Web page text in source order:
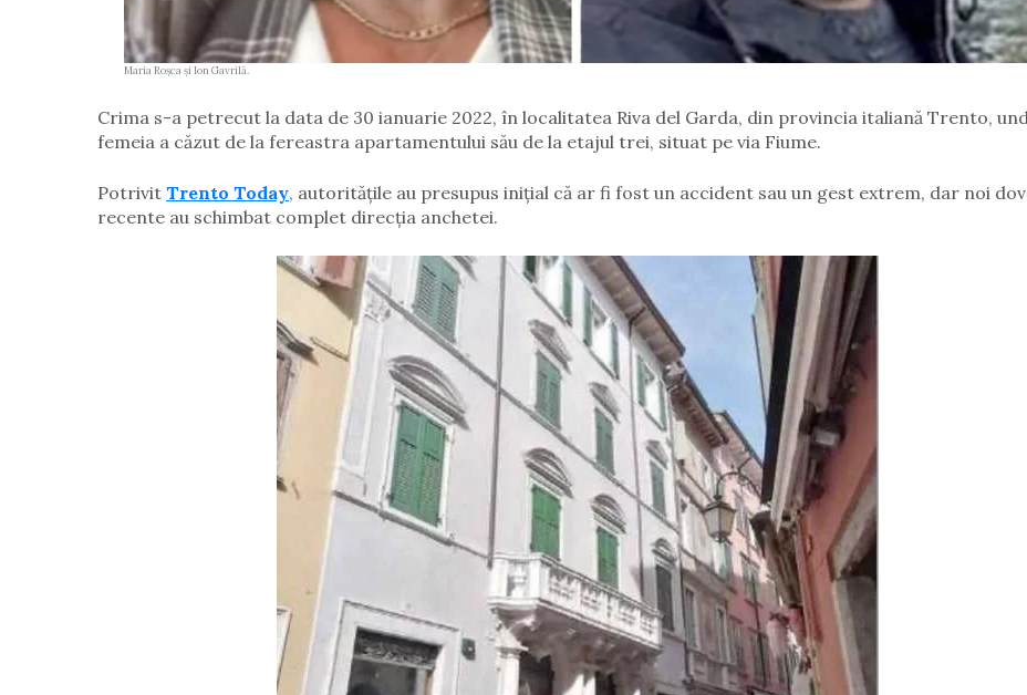
Maria Roșca și Ion Gavrilă.
Crima s-a petrecut la data de 30 ianuarie 2022, în localitatea Riva del Garda, din provincia italiană Trento,
femeia a căzut de la fereastra apartamentului său de la etajul trei, situat pe via Fiume.
Potrivit Trento Today, autoritățile au presupus inițial că ar fi fost un accident sau un gest extrem, dar noi
recente au schimbat complet direcția anchetei.